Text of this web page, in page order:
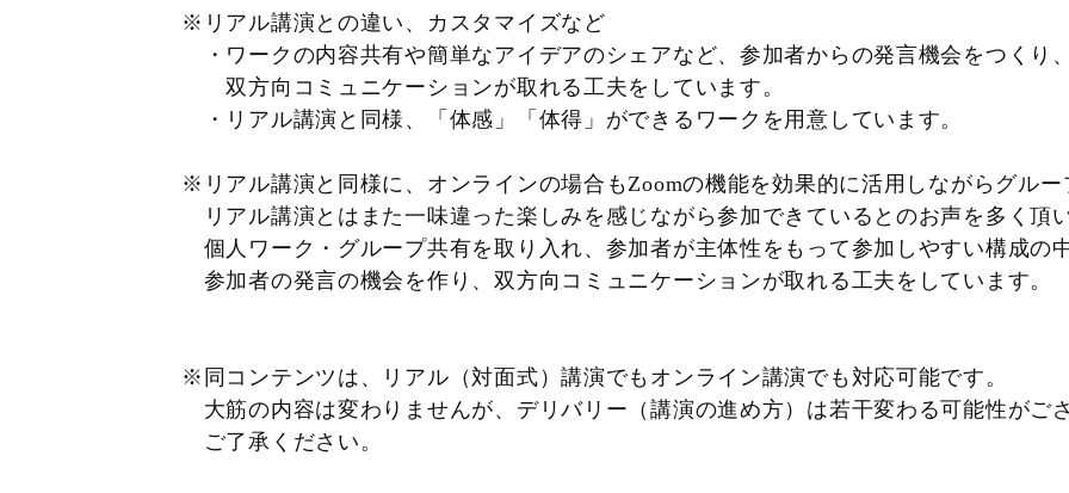
※リアル講演との違い、カスタマイズなど
・ワークの内容共有や簡単なアイデアのシェアなど、参加者からの発言機会
双方向コミュニケーションが取れる工夫をしています。
・リアル講演と同様、「体感」「体得」ができるワークを用意しています。
※リアル講演と同様に、オンラインの場合もZoomの機能を効果的に活用しながらグル
リアル講演とはまた一味違った楽しみを感じながら参加できているとのお声を多く頂
個人ワーク・グループ共有を取り入れ、参加者が主体性をもって参加しやすい構成の
参加者の発言の機会を作り、双方向コミュニケーションが取れる工夫をしています。
※同コンテンツは、リアル（対面式）講演でもオンライン講演でも対応可能です。
大筋の内容は変わりませんが、デリバリー（講演の進め方）は若干変わる可能性が
ご了承ください。